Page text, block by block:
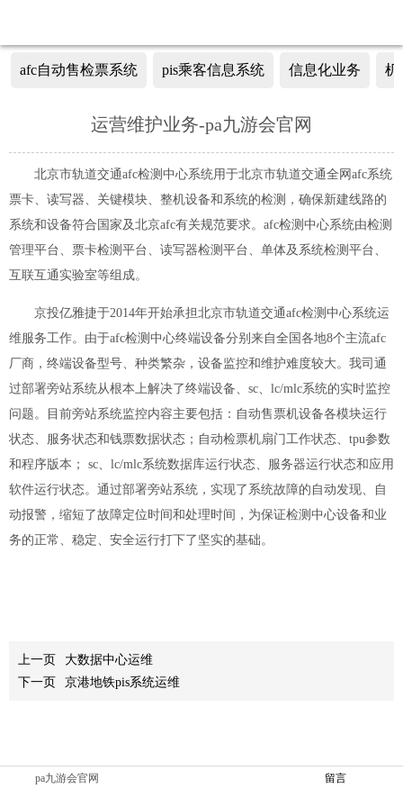
afc自动售检票系统
以大数据为基础的afc集中管理系统
pis乘客信息系统 信息化业务 机
运营维护业务-pa九游会官网
北京市轨道交通afc检测中心系统用于北京市轨道交通全网afc系统
票卡、读写器、关键模块、整机设备和系统的检测，确保新建线路的
系统和设备符合国家及北京afc有关规范要求。afc检测中心系统由检测
管理平台、票卡检测平台、读写器检测平台、单体及系统检测平台、
互联互通实验室等组成。
京投亿雅捷于2014年开始承担北京市轨道交通afc检测中心系统运
维服务工作。由于afc检测中心终端设备分别来自全国各地8个主流afc
厂商，终端设备型号、种类繁杂，设备监控和维护难度较大。我司通
过部署旁站系统从根本上解决了终端设备、sc、lc/mlc系统的实时监控
问题。目前旁站系统监控内容主要包括：自动售票机设备各模块运行
状态、服务状态和钱票数据状态；自动检票机扇门工作状态、tpu参数
和程序版本； sc、lc/mlc系统数据库运行状态、服务器运行状态和应用
软件运行状态。通过部署旁站系统，实现了系统故障的自动发现、自
动报警，缩短了故障定位时间和处理时间，为保证检测中心设备和业
务的正常、稳定、安全运行打下了坚实的基础。
上一页
大数据中心运维
下一页
京港地铁pis系统运维
pa九游会官网 留言
网站地图